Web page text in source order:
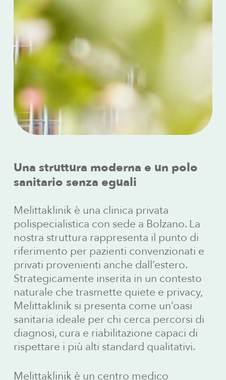
Una struttura moderna e un polo
sanitario senza eguali
Melittaklinik è una clinica privata
polispecialistica con sede a Bolzano. La
nostra struttura rappresenta il punto di
riferimento per pazienti convenzionati e
privati provenienti anche dall’estero.
Strategicamente inserita in un contesto
naturale che trasmette quiete e privacy,
Melittaklinik si presenta come un’oasi
sanitaria ideale per chi cerca percorsi di
diagnosi, cura e riabilitazione capaci di
rispettare i più alti standard qualitativi.
Melittaklinik è un centro medico